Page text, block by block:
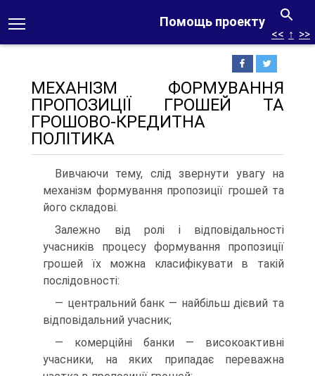
Помощь проекту
<< ↑ >>
МЕХАНІЗМ ФОРМУВАННЯ
ПРОПОЗИЦІЇ ГРОШЕЙ ТА
ГРОШОВО-КРЕДИТНА
ПОЛІТИКА
Вивчаючи тему, слід звернути увагу на
механізм формування пропозиції грошей та
його складові.
Залежно від ролі і відповідальності
учасників процесу формування пропозиції
грошей їх можна класифікувати в такій
послідовності:
— центральний банк — найбільш дієвий та
відповідальний учасник;
— комерційні банки — високоактивні
учасники, на яких припадає переважна